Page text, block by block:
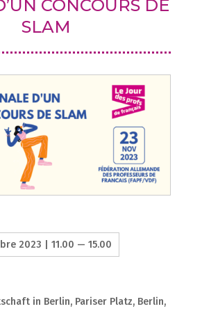
CONCOURS DE
SLAM
2023 | 11.00 — 15.00
in Berlin, Pariser Platz, Berlin,